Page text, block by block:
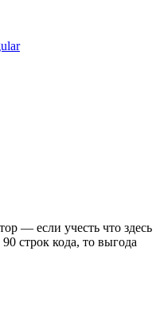
— если учесть что здесь
строк кода, то выгода